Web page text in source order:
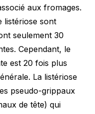
aux fromages.
listériose sont
seulement 30
Cependant, le
est 20 fois plus
La listériose
pseudo-grippaux
de tête) qui